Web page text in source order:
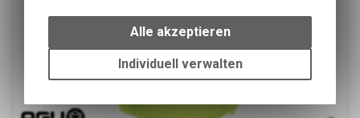
bestimmte Interaktionen und
Einstellungen auf Ihrem Gerät,
um die grundlegenden
Funktionen unseres Online-
des Warenkorbs, zu
Alle akzeptieren
Individuell verwalten